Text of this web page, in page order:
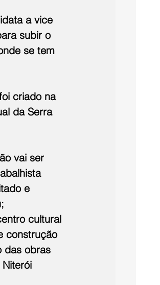
a vice
subir o
se tem
criado na
da Serra
vai ser
e
cultural
construção
das obras